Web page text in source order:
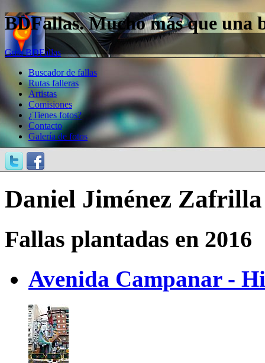
BDFallas. Mucho más que una
Guía BDFallas
Buscador de fallas
Rutas falleras
Artistas
Comisiones
¿Tienes fotos?
Contacto
Galería de fotos
Daniel Jiménez Zafrilla
Fallas plantadas en 2016
Avenida Campanar -